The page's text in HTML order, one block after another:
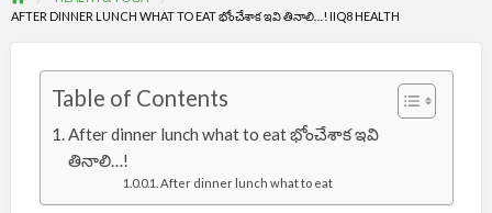
AFTER DINNER LUNCH WHAT TO EAT భోంచేశాక ఇవి తినాలి…! IIQ8 HEALTH
Table of Contents
After dinner lunch what to eat భోంచేశాక ఇవి
తినాలి…!
After dinner lunch what to eat